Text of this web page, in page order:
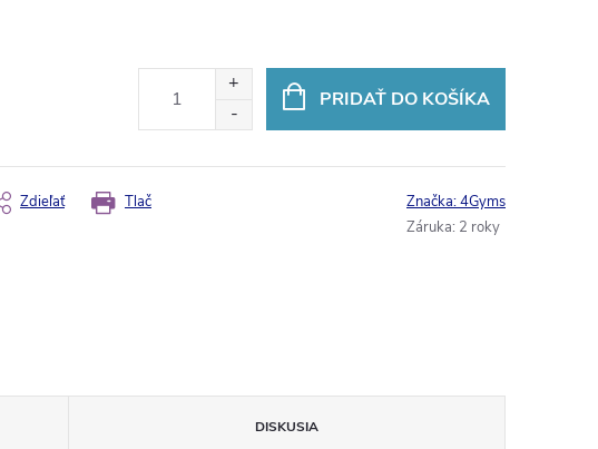
PRIDAŤ DO KOŠÍKA
Tlač
Zdieľať Značka:4Gyms
Záruka: 2 roky
DISKUSIA